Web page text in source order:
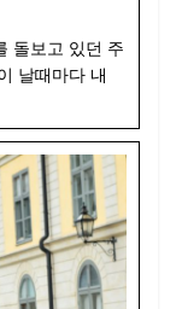
돌보고 있던 주
날때마다 내